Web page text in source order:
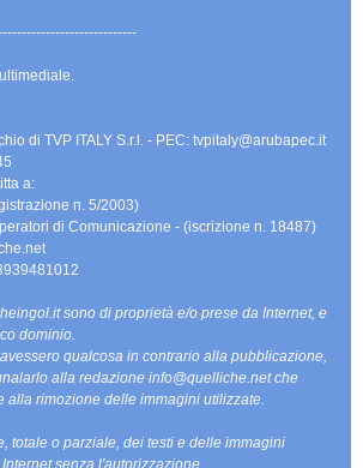
di TVP ITALY S.r.l. - PEC: tvpitaly@arubapec.it
a:
n. 5/2003)
di Comunicazione - (iscrizione n. 18487)
sono di proprietà e/o prese da Internet, e
dominio.
qualcosa in contrario alla pubblicazione,
alla redazione info@quelliche.net che
alla rimozione delle immagini utilizzate.
totale o parziale, dei testi e delle immagini